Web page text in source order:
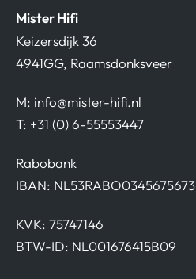
Mister Hifi
Keizersdijk 36
4941GG, Raamsdonksveer
M: info@mister-hifi.nl
T: +31 (0) 6-55553447
Rabobank
IBAN: NL53RABO0345675673
KVK: 75747146
BTW-ID: NL001676415B09